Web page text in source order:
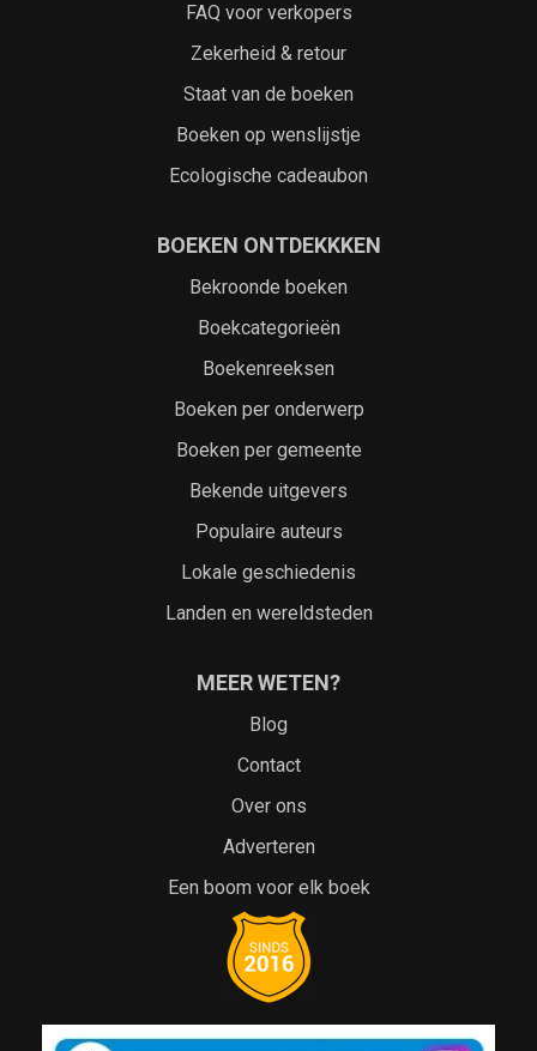
FAQ voor verkopers
Zekerheid & retour
Staat van de boeken
Boeken op wenslijstje
Ecologische cadeaubon
BOEKEN ONTDEKKKEN
Bekroonde boeken
Boekcategorieën
Boekenreeksen
Boeken per onderwerp
Boeken per gemeente
Bekende uitgevers
Populaire auteurs
Lokale geschiedenis
Landen en wereldsteden
MEER WETEN?
Blog
Contact
Over ons
Adverteren
Een boom voor elk boek